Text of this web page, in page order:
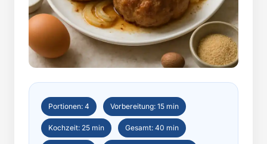
Portionen: 4 Vorbereitung: 15 min
Kochzeit: 25 min Gesamt: 40 min